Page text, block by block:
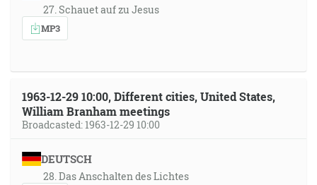
27. Schauet auf zu Jesus
MP3
1963-12-29 10:00, Different cities, United States,
William Branham meetings
Broadcasted: 1963-12-29 10:00
DEUTSCH
28. Das Anschalten des Lichtes